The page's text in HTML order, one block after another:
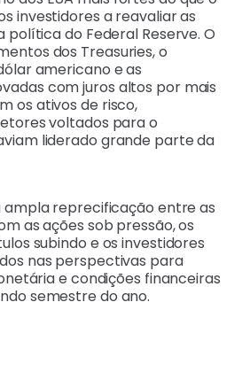
investidores a reavaliar as
do Federal Reserve. O
dos Treasuries, o
americano e as
com juros altos por mais
os ativos de risco,
voltados para o
liderado grande parte da
ampla reprecificação entre as
as ações sob pressão, os
subindo e os investidores
nas perspectivas para
e condições financeiras
semestre do ano.